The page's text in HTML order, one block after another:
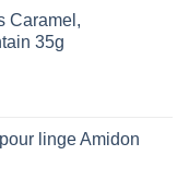
Caramel,
35g
linge Amidon